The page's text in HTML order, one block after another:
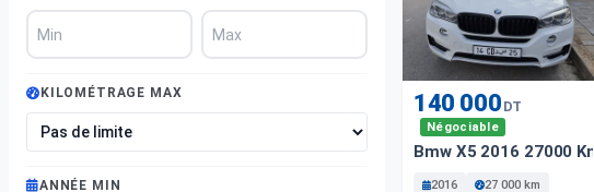
KILOMÉTRAGE MAX
ANNÉE MIN
140 000 DT
Négociable
Bmw X5 2016 27000 Km
2016
27 000 km